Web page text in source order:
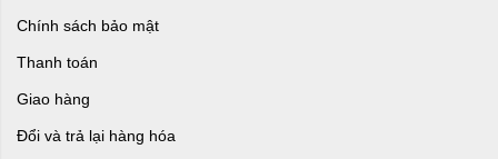
Chính sách bảo mật
Thanh toán
Giao hàng
Đổi và trả lại hàng hóa